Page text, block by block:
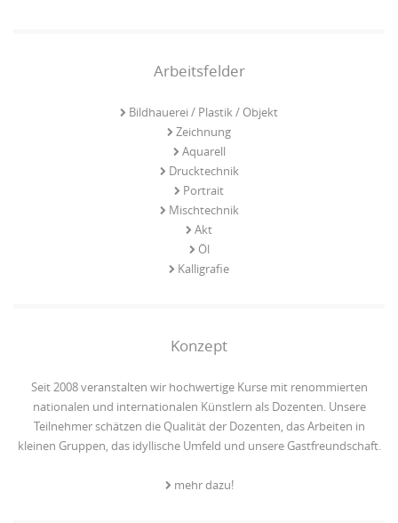
Arbeitsfelder
Bildhauerei / Plastik / Objekt
Zeichnung
Aquarell
Drucktechnik
Portrait
Mischtechnik
Akt
Öl
Kalligrafie
Konzept
Seit 2008 veranstalten wir hochwertige Kurse mit renommierten
nationalen und internationalen Künstlern als Dozenten. Unsere
Teilnehmer schätzen die Qualität der Dozenten, das Arbeiten in
kleinen Gruppen, das idyllische Umfeld und unsere Gastfreundschaft.
mehr dazu!